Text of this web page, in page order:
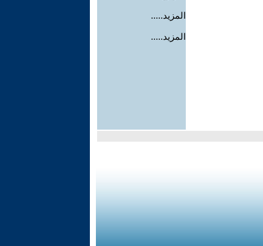
المزيد.....
المزيد.....